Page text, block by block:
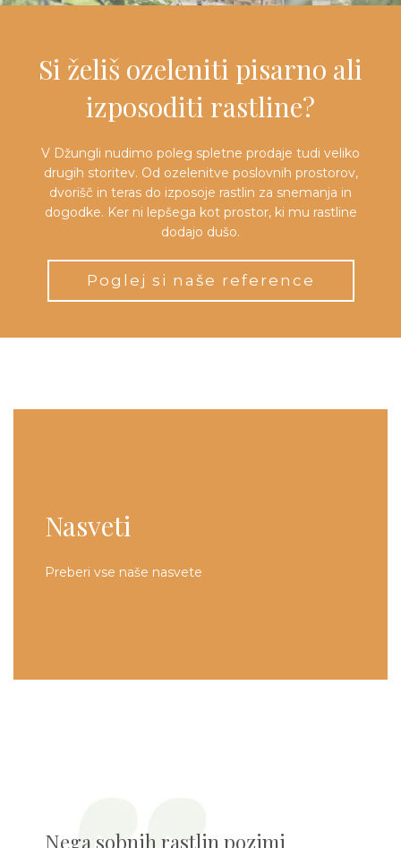
Si želiš ozeleniti pisarno ali
izposoditi rastline?
V Džungli nudimo poleg spletne prodaje tudi veliko
drugih storitev. Od ozelenitve poslovnih prostorov,
dvorišč in teras do izposoje rastlin za snemanja in
dogodke. Ker ni lepšega kot prostor, ki mu rastline
dodajo dušo.
Poglej si naše reference
Nasveti
Preberi vse naše nasvete
Nega sobnih rastlin pozimi